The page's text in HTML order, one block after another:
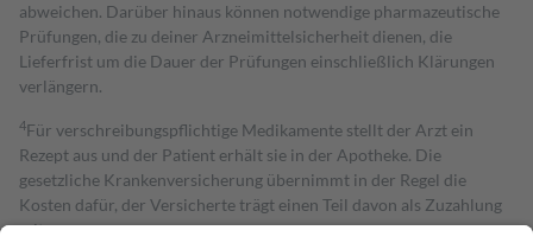
abweichen. Darüber hinaus können notwendige pharmazeutische
Prüfungen, die zu deiner Arzneimittelsicherheit dienen, die
Lieferfrist um die Dauer der Prüfungen einschließlich Klärungen
verlängern.
4Für verschreibungspflichtige Medikamente stellt der Arzt ein
Rezept aus und der Patient erhält sie in der Apotheke. Die
gesetzliche Krankenversicherung übernimmt in der Regel die
Kosten dafür, der Versicherte trägt einen Teil davon als Zuzahlung
mit.